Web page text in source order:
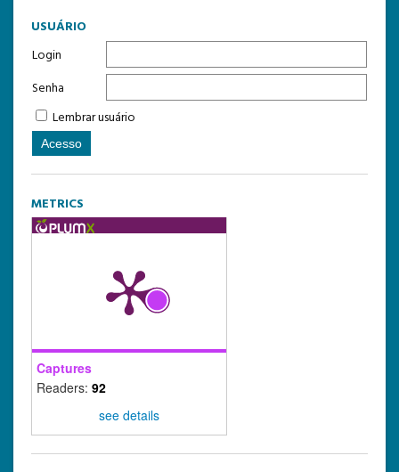
USUÁRIO
Login
Senha
Lembrar usuário
METRICS
Captures
Readers: 92
see details